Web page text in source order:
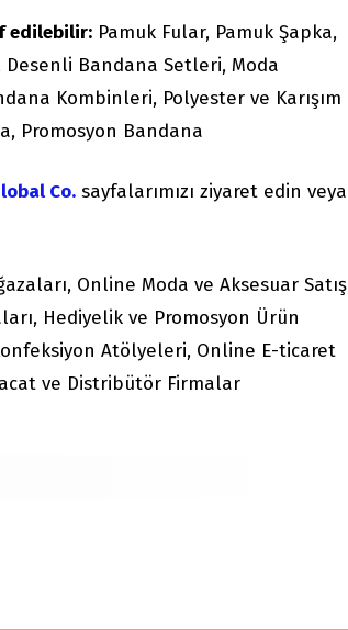
edilebilir: Pamuk Fular, Pamuk Şapka,
Desenli Bandana Setleri, Moda
Kombinleri, Polyester ve Karışım
Promosyon Bandana
Co. sayfalarımızı ziyaret edin veya
Online Moda ve Aksesuar Satış
Hediyelik ve Promosyon Ürün
Atölyeleri, Online E-ticaret
ve Distribütör Firmalar